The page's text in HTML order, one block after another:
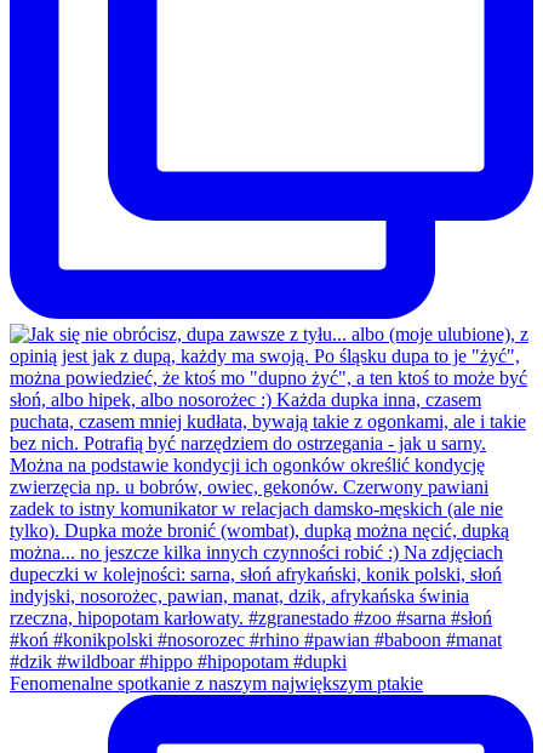
Fenomenalne spotkanie z naszym największym ptakie